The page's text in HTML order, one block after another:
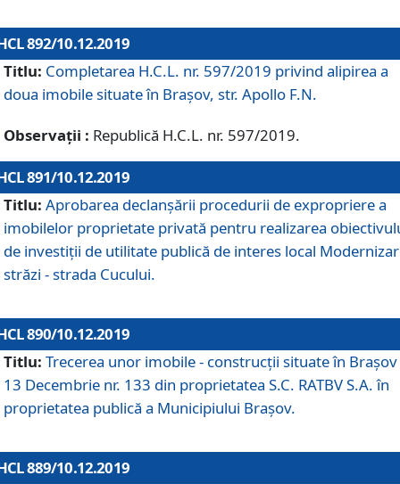
892/10.12.2019
Titlu: Completarea H.C.L. nr. 597/2019 privind alipirea a
doua imobile situate în Brașov, str. Apollo F.N.
Observații : Republică H.C.L. nr. 597/2019.
891/10.12.2019
Titlu: Aprobarea declanșării procedurii de expropriere a
imobilelor proprietate privată pentru realizarea
de investiții de utilitate publică de interes local
străzi - strada Cucului.
890/10.12.2019
Titlu: Trecerea unor imobile - construcții situate în Brașov
13 Decembrie nr. 133 din proprietatea S.C. RATBV S.A. în
proprietatea publică a Municipiului Brașov.
889/10.12.2019